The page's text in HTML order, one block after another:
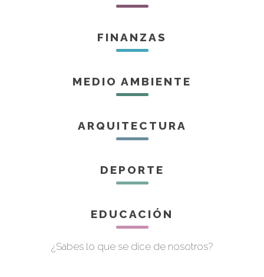
FINANZAS
MEDIO AMBIENTE
ARQUITECTURA
DEPORTE
EDUCACIÓN
¿Sabes lo que se dice de nosotros?